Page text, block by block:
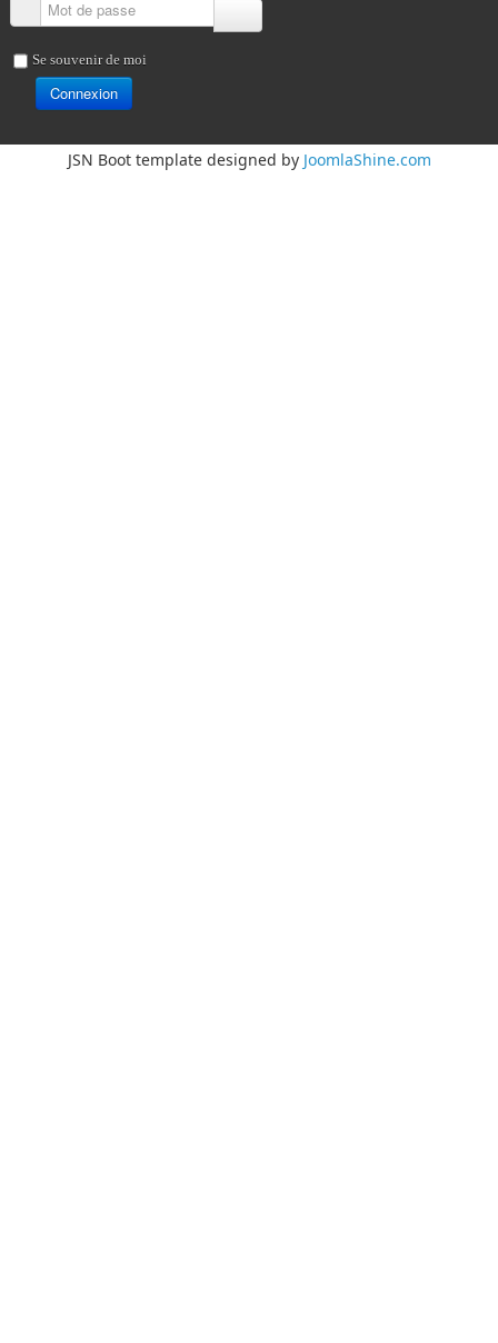
Mot de passe
Se souvenir de moi
Connexion
JSN Boot template designed by JoomlaShine.com